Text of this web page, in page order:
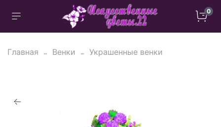
0
Главная Венки Украшенные венки